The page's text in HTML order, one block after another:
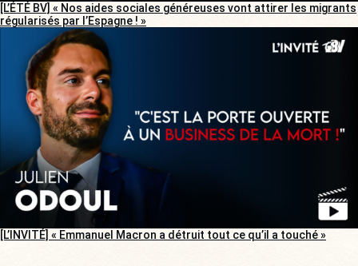
[L’ÉTÉ BV] « Nos aides sociales généreuses vont attirer les migrants
régularisés par l’Espagne ! »
[L’INVITÉ] « Emmanuel Macron a détruit tout ce qu’il a touché »